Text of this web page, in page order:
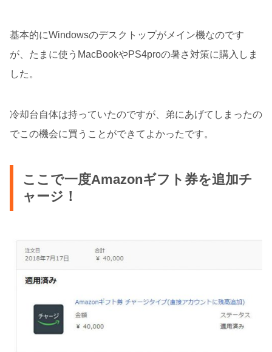
基本的にWindowsのデスクトップがメイン機なのです
が、たまに使うMacBookやPS4proの暑さ対策に購入しま
した。
冷却台自体は持っていたのですが、弟にあげてしまったの
でこの機会に買うことができてよかったです。
ここで一度Amazonギフト券を追加チ
ャージ！